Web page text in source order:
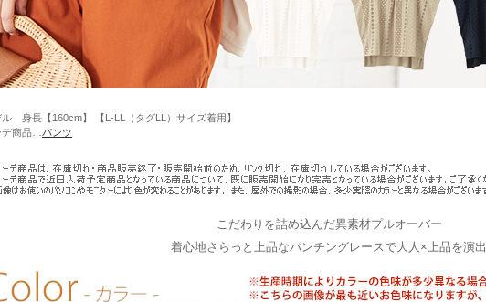
ル 身長【160cm】 【L-LL（タグLL）サイズ着用】
商品… パンツ
こだわりを詰め込んだ異素材プルオーバー
着心地さらっと上品なパンチングレースで大人×上品を演出